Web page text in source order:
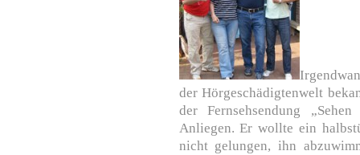
der Hörgeschädigtenwelt
der Fernsehsendung
Anliegen. Er wollte ein
nicht gelungen, ihn